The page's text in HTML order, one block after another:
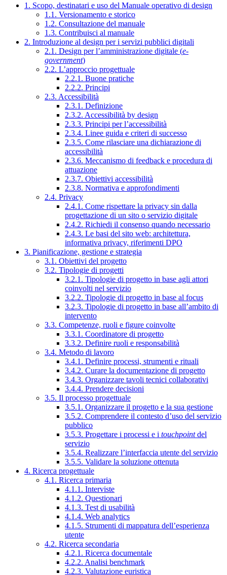
1. Scopo, destinatari e uso del Manuale operativo di design
1.1. Versionamento e storico
1.2. Consultazione del manuale
1.3. Contribuisci al manuale
2. Introduzione al design per i servizi pubblici digitali
2.1. Design per l’amministrazione digitale (e-
government)
2.2. L’approccio progettuale
2.2.1. Buone pratiche
2.2.2. Principi
2.3. Accessibilità
2.3.1. Definizione
2.3.2. Accessibilità by design
2.3.3. Principi per l’accessibilità
2.3.4. Linee guida e criteri di successo
2.3.5. Come rilasciare una dichiarazione di
accessibilità
2.3.6. Meccanismo di feedback e procedura di
attuazione
2.3.7. Obiettivi accessibilità
2.3.8. Normativa e approfondimenti
2.4. Privacy
2.4.1. Come rispettare la privacy sin dalla
progettazione di un sito o servizio digitale
2.4.2. Richiedi il consenso quando necessario
2.4.3. Le basi del sito web: architettura,
informativa privacy, riferimenti DPO
3. Pianificazione, gestione e strategia
3.1. Obiettivi del progetto
3.2. Tipologie di progetti
3.2.1. Tipologie di progetto in base agli attori
coinvolti nel servizio
3.2.2. Tipologie di progetto in base al focus
3.2.3. Tipologie di progetto in base all’ambito di
intervento
3.3. Competenze, ruoli e figure coinvolte
3.3.1. Coordinatore di progetto
3.3.2. Definire ruoli e responsabilità
3.4. Metodo di lavoro
3.4.1. Definire processi, strumenti e rituali
3.4.2. Curare la documentazione di progetto
3.4.3. Organizzare tavoli tecnici collaborativi
3.4.4. Prendere decisioni
3.5. Il processo progettuale
3.5.1. Organizzare il progetto e la sua gestione
3.5.2. Comprendere il contesto d’uso del servizio
pubblico
3.5.3. Progettare i processi e i touchpointdel
servizio
3.5.4. Realizzare l’interfaccia utente del servizio
3.5.5. Validare la soluzione ottenuta
4. Ricerca progettuale
4.1. Ricerca primaria
4.1.1. Interviste
4.1.2. Questionari
4.1.3. Test di usabilità
4.1.4. Web analytics
4.1.5. Strumenti di mappatura dell’esperienza
utente
4.2. Ricerca secondaria
4.2.1. Ricerca documentale
4.2.2. Analisi benchmark
4.2.3. Valutazione euristica